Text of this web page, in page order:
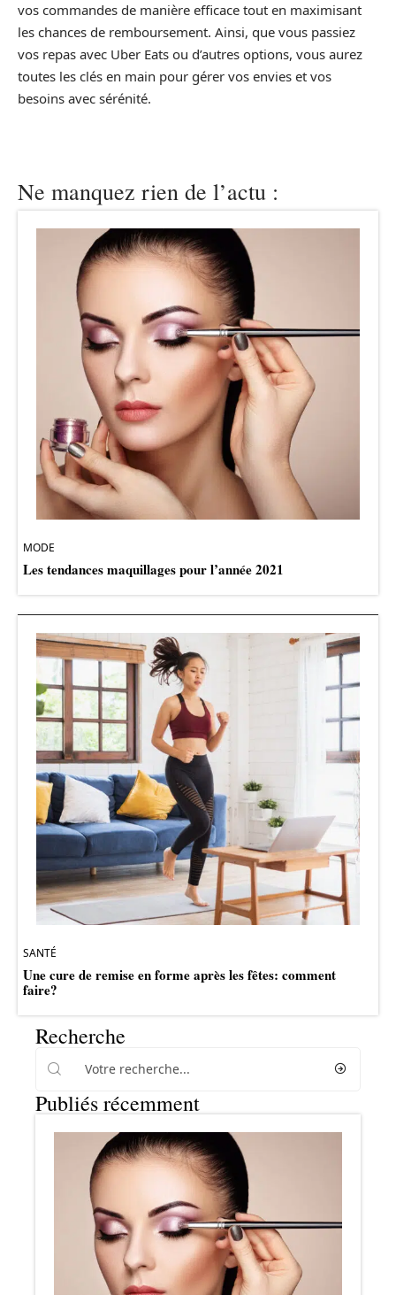
vos commandes de manière efficace tout en maximisant
les chances de remboursement. Ainsi, que vous passiez
vos repas avec Uber Eats ou d’autres options, vous aurez
toutes les clés en main pour gérer vos envies et vos
besoins avec sérénité.
Ne manquez rien de l’actu :
MODE
Les tendances maquillages pour l’année 2021
SANTÉ
Une cure de remise en forme après les fêtes: comment
faire?
Recherche
Publiés récemment